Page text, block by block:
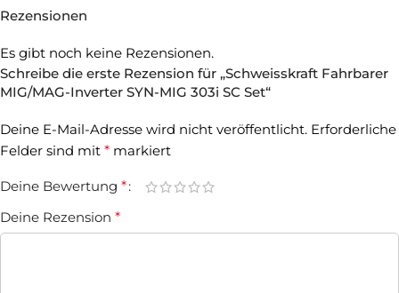
Rezensionen
Es gibt noch keine Rezensionen.
Schreibe die erste Rezension für „Schweisskraft Fahrbarer
MIG/MAG-Inverter SYN-MIG 303i SC Set“
Deine E-Mail-Adresse wird nicht veröffentlicht. Erforderliche
Felder sind mit * markiert
Deine Bewertung *
Deine Rezension *